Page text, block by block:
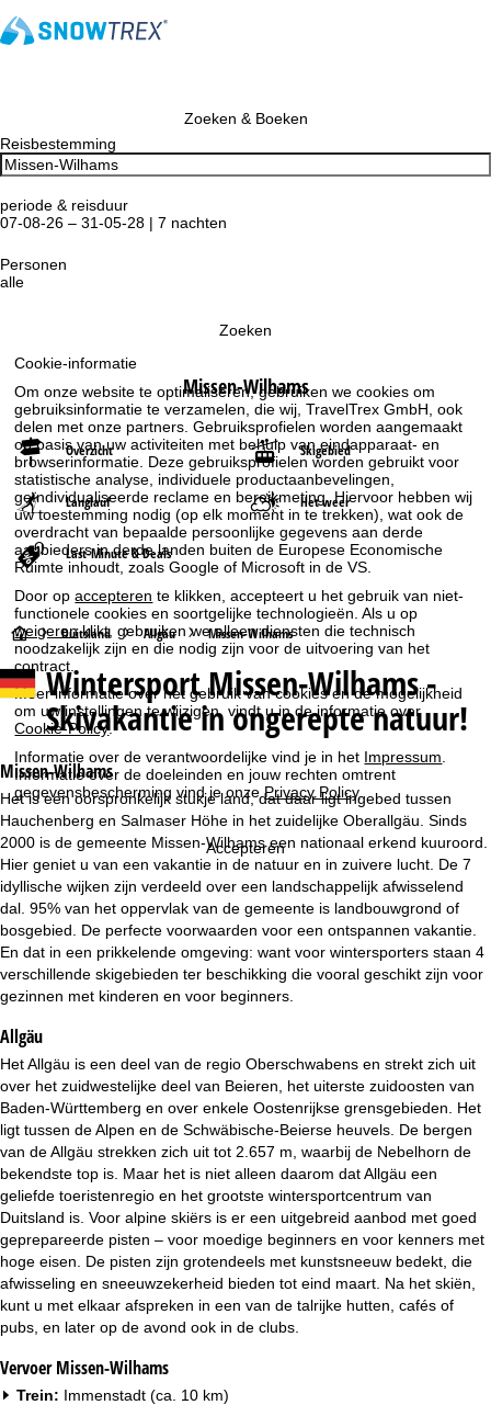
Cookie-informatie
Om onze website te optimaliseren, gebruiken we cookies om
gebruiksinformatie te verzamelen, die wij, TravelTrex GmbH, ook
delen met onze partners. Gebruiksprofielen worden aangemaakt
op basis van uw activiteiten met behulp van eindapparaat- en
browserinformatie. Deze gebruiksprofielen worden gebruikt voor
statistische analyse, individuele productaanbevelingen,
geïndividualiseerde reclame en bereikmeting. Hiervoor hebben wij
uw toestemming nodig (op elk moment in te trekken), wat ook de
overdracht van bepaalde persoonlijke gegevens aan derde
aanbieders in derde landen buiten de Europese Economische
Ruimte inhoudt, zoals Google of Microsoft in de VS.
Door opaccepteren te klikken, accepteert u het gebruik van niet-
functionele cookies en soortgelijke technologieën. Als u op
weigerenklikt, gebruiken we alleen diensten die technisch
noodzakelijk zijn en die nodig zijn voor de uitvoering van het
contract.
Meer informatie over het gebruik van cookies en de mogelijkheid
om uw instellingen te wijzigen, vindt u in de informatie over
Cookie-Policy.
Informatie over de verantwoordelijke vind je in het Impressum
Informatie over de doeleinden en jouw rechten omtrent
gegevensbescherming vind je onzePrivacy Policy
Accepteren
Zoeken & Boeken
Reisbestemming
periode & reisduur
07-08-26 – 31-05-28 | 7 nachten
Personen
alle
Zoeken
Missen-Wilhams
Overzicht Skigebied
Langlauf Het weer
Last-Minute & Deals
S
t
a
r
t
a
g
i
n
a
Duitsland Allgäu Missen-Wilhams
WintersportMissen-Wilhams -
Skivakantie in ongerepte natuur!
Missen-Wilhams
Het is een oorspronkelijk stukje land, dat daar ligt ingebed tussen
Hauchenberg en Salmaser Höhe in het zuidelijke Oberallgäu. Sinds
2000 is de gemeente Missen-Wilhams een nationaal erkend kuuroord.
Hier geniet u van een vakantie in de natuur en in zuivere lucht. De 7
idyllische wijken zijn verdeeld over een landschappelijk afwisselend
dal. 95% van het oppervlak van de gemeente is landbouwgrond of
bosgebied. De perfecte voorwaarden voor een ontspannen vakantie.
En dat in een prikkelende omgeving: want voor wintersporters staan 4
verschillende skigebieden ter beschikking die vooral geschikt zijn voor
gezinnen met kinderen en voor beginners.
Allgäu
Het Allgäu is een deel van de regio Oberschwabens en strekt zich uit
over het zuidwestelijke deel van Beieren, het uiterste zuidoosten van
Baden-Württemberg en over enkele Oostenrijkse grensgebieden. Het
ligt tussen de Alpen en de Schwäbische-Beierse heuvels. De bergen
van de Allgäu strekken zich uit tot 2.657 m, waarbij de Nebelhorn de
bekendste top is. Maar het is niet alleen daarom dat Allgäu een
geliefde toeristenregio en het grootste wintersportcentrum van
Duitsland is. Voor alpine skiërs is er een uitgebreid aanbod met goed
geprepareerde pisten – voor moedige beginners en voor kenners met
hoge eisen. De pisten zijn grotendeels met kunstsneeuw bedekt, die
afwisseling en sneeuwzekerheid bieden tot eind maart. Na het skiën,
kunt u met elkaar afspreken in een van de talrijke hutten, cafés of
pubs, en later op de avond ook in de clubs.
Vervoer Missen-Wilhams
Trein: Immenstadt (ca. 10 km)